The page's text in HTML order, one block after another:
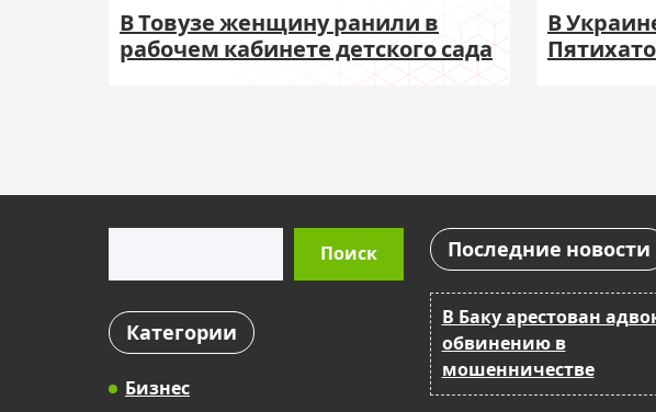
В Товузе женщину ранили в
рабочем кабинете детского сада
В
Поиск
Категории
Бизнес
Последние новости
В Баку арестован
обвинению в
мошенничестве